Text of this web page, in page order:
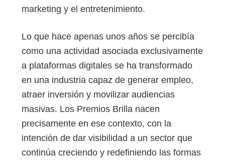
marketing y el entretenimiento.
Lo que hace apenas unos años se percibía
como una actividad asociada exclusivamente
a plataformas digitales se ha transformado
en una industria capaz de generar empleo,
atraer inversión y movilizar audiencias
masivas. Los Premios Brilla nacen
precisamente en ese contexto, con la
intención de dar visibilidad a un sector que
continúa creciendo y redefiniendo las formas